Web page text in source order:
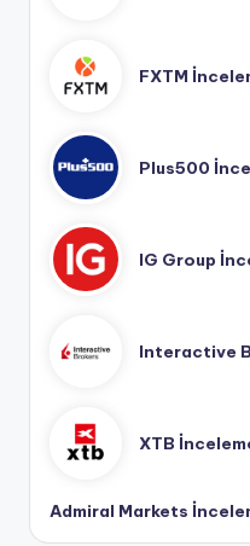
FXTM
Plus500
IG Group
Interactive
XTB
Admiral Markets